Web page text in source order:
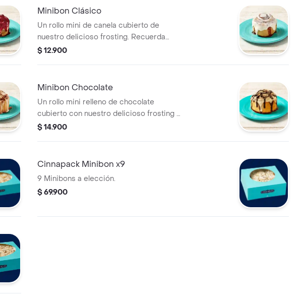
Minibon Clásico
Un rollo mini de canela cubierto de
nuestro delicioso frosting. Recuerda
calentar en microondas 20s.
$ 12.900
Minibon Chocolate
Un rollo mini relleno de chocolate
cubierto con nuestro delicioso frosting y
salsa de chocolate. Recuerda calentar en
$ 14.900
Cinnapack Minibon x9
9 Minibons a elección.
$ 69.900